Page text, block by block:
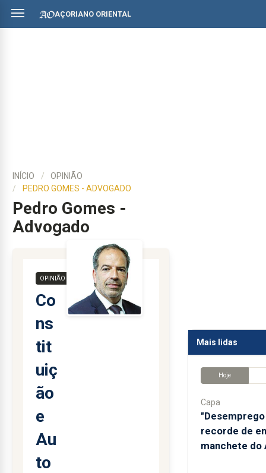
AÇORIANO ORIENTAL
INÍCIO
OPINIÃO
PEDRO GOMES - ADVOGADO
Pedro Gomes -
Advogado
OPINIÃO
Co
ns
tit
uiç
ão
e
Au
to
Mais lidas
Hoje
Capa
recorde de
manchete do